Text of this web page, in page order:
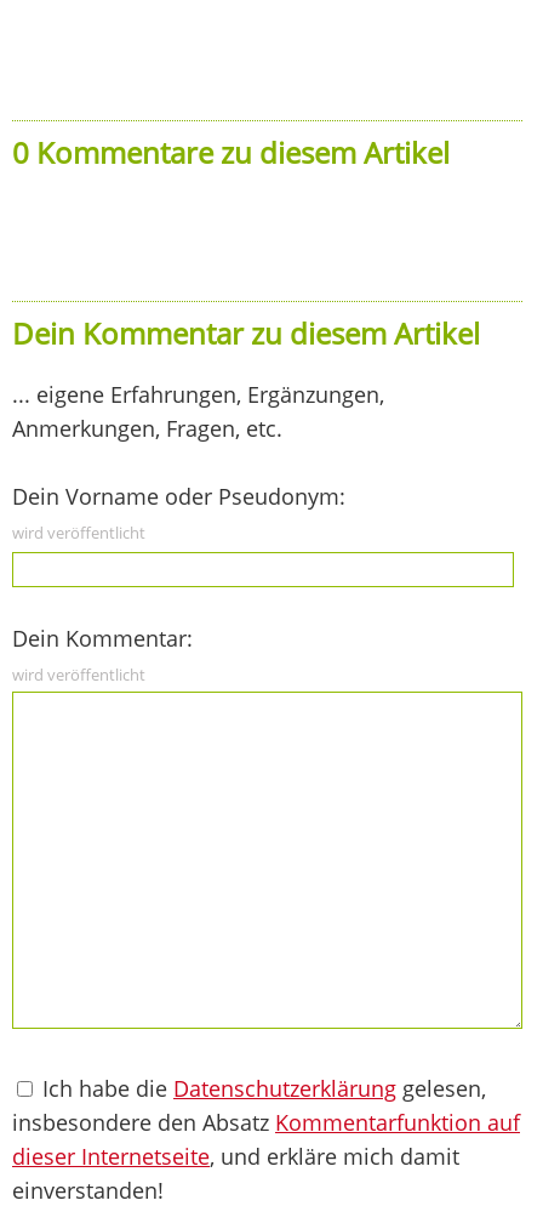
0 Kommentare zu diesem Artikel
Dein Kommentar zu diesem Artikel
... eigene Erfahrungen, Ergänzungen,
Anmerkungen, Fragen, etc.
Dein Vorname oder Pseudonym:
wird veröffentlicht
Dein Kommentar:
wird veröffentlicht
Ich habe die Datenschutzerklärung gelesen,
insbesondere den Absatz Kommentarfunktion auf
dieser Internetseite, und erkläre mich damit
einverstanden!